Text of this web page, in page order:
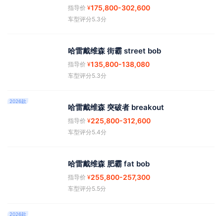
指导价 ¥175,800-302,600
车型评分5.3分
哈雷戴维森 街霸 street bob
指导价 ¥135,800-138,080
车型评分5.3分
2026款
哈雷戴维森 突破者 breakout
指导价 ¥225,800-312,600
车型评分5.4分
哈雷戴维森 肥霸 fat bob
指导价 ¥255,800-257,300
车型评分5.5分
2026款